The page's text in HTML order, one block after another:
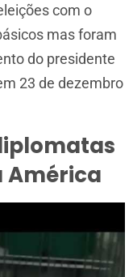
com o
mas foram
do presidente
23 de dezembro
América